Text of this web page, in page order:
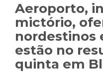
Aeroporto,
mictório,
nordestinos
estão no
quinta em